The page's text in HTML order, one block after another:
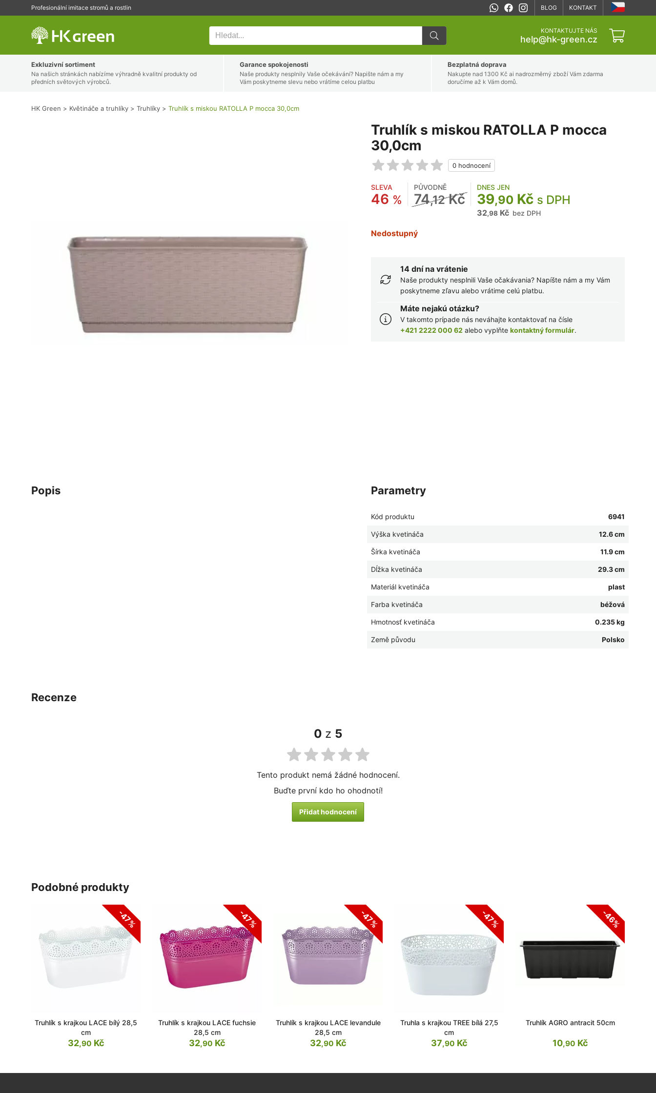
Profesionální imitace stromů a rostlin BLOG
KONTAKT
KONTAKTUJTE NÁS
help@hk-green.cz
HK Green Květináče a truhlíky Truhlíky Truhlík s miskou RATOLLA P mocca 30,0cm
Exkluzivní sortiment
Na našich stránkách nabízíme výhradně kvalitní produkty od
předních světových výrobců.
Garance spokojenosti
Naše produkty nesplnily Vaše očekávání? Napište nám a my
Vám poskytneme slevu nebo vrátíme celou platbu
Bezplatná doprava
Nakupte nad 1300 Kč ai nadrozměrný zboží Vám zdarma
doručíme až k Vám domů.
Truhlík s miskou RATOLLA P mocca
30,0cm
SLEVA
46 %
PŮVODNĚ
74,12Kč
DNES JEN
39,90 Kč s DPH
32,98 Kč bez DPH
Nedostupný
14 dní na vrátenie
Naše produkty nesplnili Vaše očakávania? Napíšte nám a my Vám
poskytneme zľavu alebo vrátime celú platbu.
Máte nejakú otázku?
V takomto prípade nás neváhajte kontaktovať na čísle
+421 2222 000 62 alebo vyplňte kontaktný formulár.
popis parametry
Kód produktu 6941
Výška kvetináča 12.6 cm
Šírka kvetináča 11.9 cm
Dĺžka kvetináča 29.3 cm
Materiál kvetináča plast
Farba kvetináča béžová
Hmotnosť kvetináča 0.235 kg
Země původu Polsko
recenze
0 z 5
Tento produkt nemá žádné hodnocení.
Buďte první kdo ho ohodnotí!
Přidat hodnocení
podobné produkty
-47%
Truhlík s krajkou LACE bílý 28,5
cm
32,90 Kč
-47%
Truhlík s krajkou LACE fuchsie
28,5 cm
32,90 Kč
-47%
Truhlík s krajkou LACE levandule
28,5 cm
32,90 Kč
-47%
Truhla s krajkou TREE bílá 27,5
cm
37,90 Kč
-46%
Truhlík AGRO antracit 50cm
10,90 Kč